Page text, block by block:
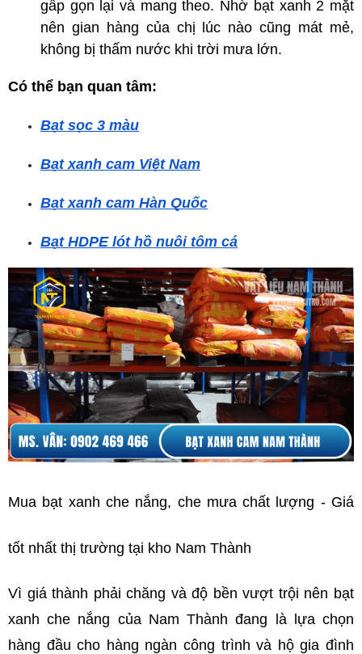
gấp gọn lại và mang theo. Nhờ bạt xanh 2 mặt
nên gian hàng của chị lúc nào cũng mát mẻ,
không bị thấm nước khi trời mưa lớn.
Có thể bạn quan tâm:
Bạt sọc 3 màu
Bạt xanh cam Việt Nam
Bạt xanh cam Hàn Quốc
Bạt HDPE lót hồ nuôi tôm cá
Mua bạt xanh che nắng, che mưa chất lượng - Giá
tốt nhất thị trường tại kho Nam Thành
Vì giá thành phải chăng và độ bền vượt trội nên bạt
xanh che nắng của Nam Thành đang là lựa chọn
hàng đầu cho hàng ngàn công trình và hộ gia đình